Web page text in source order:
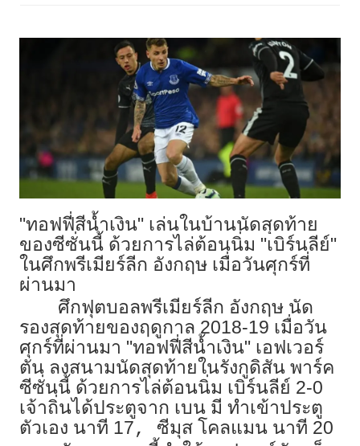
o
n
"ทอฟฟี่สีน้ำเงิน" เล่นในบ้านนัดสุดท้าย
ของซีซั่นนี้ ด้วยการไล่ต้อนนิ่ม "เบิร์นลีย์"
ในศึกพรีเมียร์ลีก อังกฤษ เมื่อวันศุกร์ที่
ผ่านมา
ศึกฟุตบอลพรีเมียร์ลีก อังกฤษ นัด
รองสุดท้ายของฤดูกาล 2018-19 เมื่อวัน
ศุกร์ที่ผ่านมา "ทอฟฟี่สีน้ำเงิน" เอฟเวอร์
ตัน ลงสนามนัดสุดท้ายในรังกูดิสัน พาร์ค
ซีซั่นนี้ ด้วยการไล่ต้อนนิ่ม เบิร์นลีย์ 2-0
เจ้าถิ่นได้ประตูจาก เบน มี ทำเข้าประตู
ตัวเอง นาที 17, ซีมุส โคลแมน นาที 20